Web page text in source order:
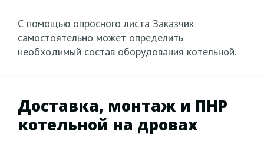
С помощью опросного листа Заказчик
самостоятельно может определить
необходимый состав оборудования котельной.
Доставка, монтаж и ПНР
котельной на дровах